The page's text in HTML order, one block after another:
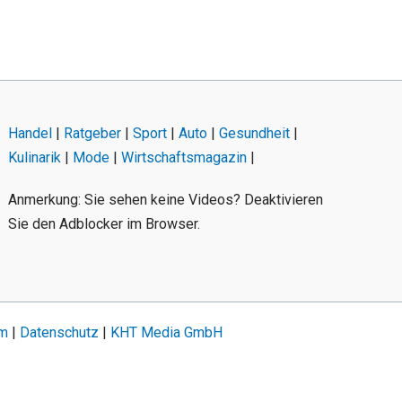
Handel Ratgeber |Sport |Auto |Gesundheit
Kulinarik
Mode |Wirtschaftsmagazin
Anmerkung: Sie sehen keine Videos? Deaktivieren
Sie den Adblocker im Browser.
Datenschutz KHT Media GmbH